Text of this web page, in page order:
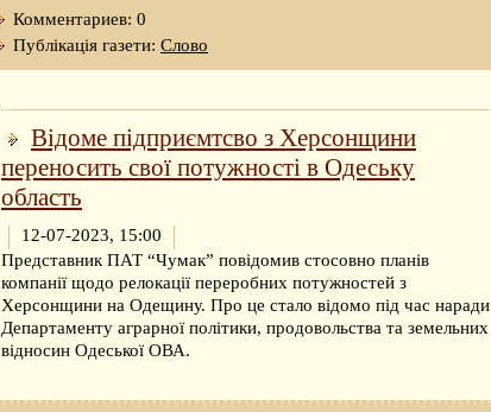
Комментариев: 0
Публікація газети: Слово
Відоме підприємтсво з Херсонщини
переносить свої потужності в Одеську
область
12-07-2023, 15:00
Представник ПАТ “Чумак” повідомив стосовно планів
компанії щодо релокації переробних потужностей з
Херсонщини на Одещину. Про це стало відомо під час наради
Департаменту аграрної політики, продовольства та земельних
відносин Одеської ОВА.